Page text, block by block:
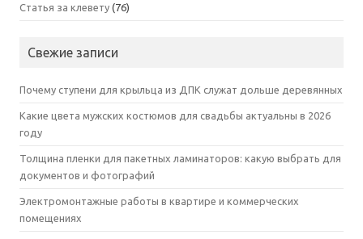
Статья за клевету (76)
Свежие записи
Почему ступени для крыльца из ДПК служат дольше деревянных
Какие цвета мужских костюмов для свадьбы актуальны в 2026
году
Толщина пленки для пакетных ламинаторов: какую выбрать для
документов и фотографий
Электромонтажные работы в квартире и коммерческих
помещениях